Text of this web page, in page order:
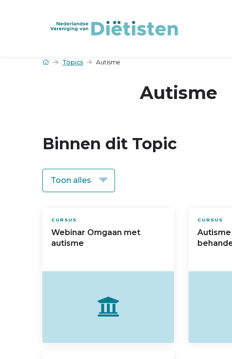
Topics Autisme
Autisme
Binnen dit Topic
CURSUS
Webinar Omgaan met
autisme
CURSUS
Autisme